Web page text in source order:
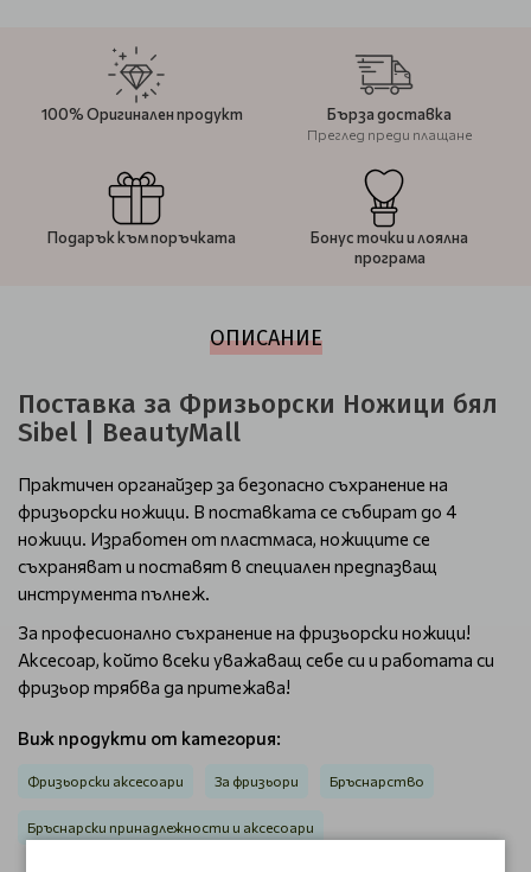
100% Оригинален продукт Бърза доставка
Преглед преди плащане
Подарък към поръчката
Бонус точки и лоялна
програма
ОПИСАНИЕ
Поставка за Фризьорски Ножици бял
Sibel | BeautyMall
Практичен органайзер за безопасно съхранение на
фризьорски ножици. В поставката се събират до 4
ножици. Изработен от пластмаса, ножиците се
съхраняват и поставят в специален предпазващ
инструмента пълнеж.
За професионално съхранение на фризьорски ножици!
Аксесоар, който всеки уважаващ себе си и работата си
фризьор трябва да притежава!
Виж продукти от категория:
Фризьорски аксесоари За фризьори Бръснарство
Бръснарски принадлежности и аксесоари